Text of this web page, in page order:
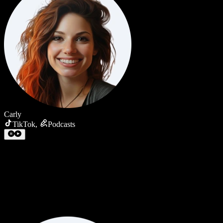
Carly
TikTok, Podcasts